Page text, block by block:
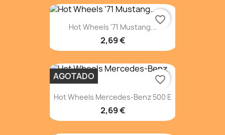
Hot Wheels '71 Mustang...
2,69 €
favorite_border
Hot Wheels Mercedes-Benz 500 E
2,69 €
AGOTADO favorite_border